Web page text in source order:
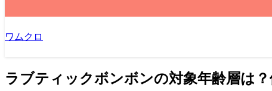
ワムクロ
ラブティックボンボンの対象年齢層は